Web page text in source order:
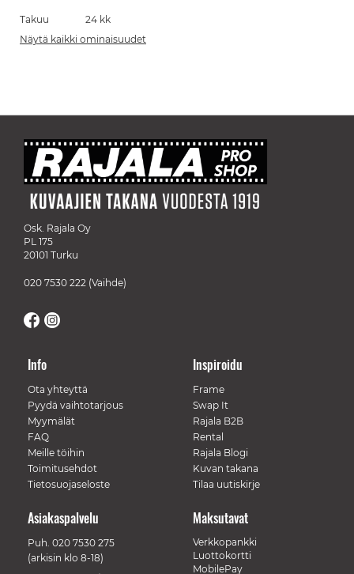
Takuu
24 kk
Näytä kaikki ominaisuudet
Osk. Rajala Oy
PL 175
20101 Turku
020 7530 222 (Vaihde)
Info
Ota yhteyttä
Pyydä vaihtotarjous
Myymälät
FAQ
Meille töihin
Toimitusehdot
Tietosuojaseloste
Inspiroidu
Frame
Swap It
Rajala B2B
Rental
Rajala Blogi
Kuvan takana
Tilaa uutiskirje
Maksutavat
Verkkopankki
Luottokortti
MobilePay
Asiakaspalvelu
Puh. 020 7530 275
(arkisin klo 8-18)